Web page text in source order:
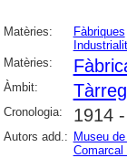
Matèries: Fàbriques
Matèries:
Àmbit:
Cronologia: 1914
Autors add.: Museu
Comarcal